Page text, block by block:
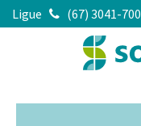
Ligue (67) 3041-